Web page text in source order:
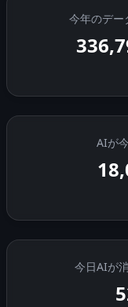
今年のデー
AIが
今日AIが